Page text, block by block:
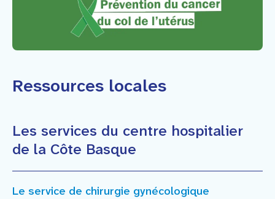
Faire un don
Ressources locales
Les services du centre hospitalier
de la Côte Basque
Le service de chirurgie gynécologique